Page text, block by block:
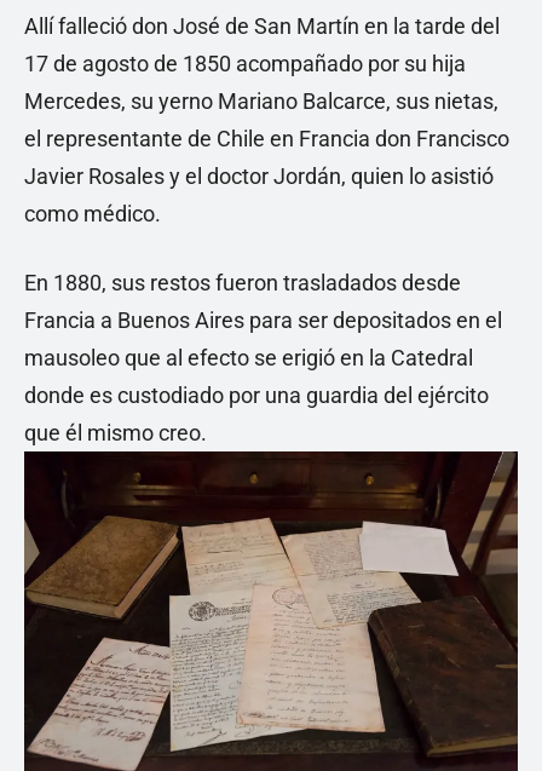
Allí falleció don José de San Martín en la tarde del
17 de agosto de 1850 acompañado por su hija
Mercedes, su yerno Mariano Balcarce, sus nietas,
el representante de Chile en Francia don Francisco
Javier Rosales y el doctor Jordán, quien lo asistió
como médico.
En 1880, sus restos fueron trasladados desde
Francia a Buenos Aires para ser depositados en el
mausoleo que al efecto se erigió en la Catedral
donde es custodiado por una guardia del ejército
que él mismo creo.